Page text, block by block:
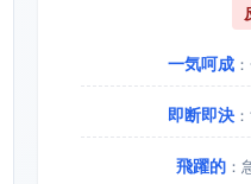
一気呵成
即断即決
飛躍的 ：